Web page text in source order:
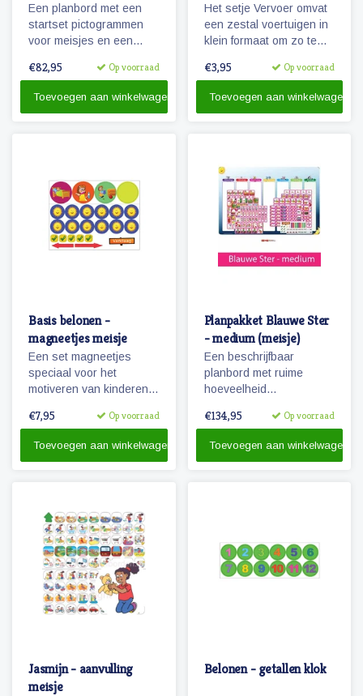
Een planbord met een
startset pictogrammen
voor meisjes en een
€82,95 Op voorraad
Toevoegen aan winkelwagen
Het setje Vervoer omvat
een zestal voertuigen in
klein formaat om zo te
pictogrammen en
€3,95 Op voorraad
Toevoegen aan winkelwagen
Basis belonen -
magneetjes meisje
Een set magneetjes
speciaal voor het
motiveren van kinderen.
beloningsbord en te
met onze pictogrammen
€7,95 Op voorraad
Toevoegen aan winkelwagen
Planpakket Blauwe Ster
- medium (meisje)
Een beschrijfbaar
planbord met ruime
hoeveelheid
pictogrammen voor een
Herkenbaarheid van de
€134,95 Op voorraad
Toevoegen aan winkelwagen
Jasmijn - aanvulling
meisje
Belonen - getallen klok